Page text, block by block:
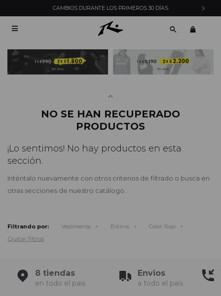
CAMBIOS DURANTE LOS PRIMEROS 30 DÍAS

NO SE HAN RECUPERADO
PRODUCTOS
¡Lo sentimos! No hay productos en esta
sección.
Inténtalo nuevamente con otros criterios de filtrado o busca en
otras secciones de nuestro catálogo.
Filtrando por: Vestimenta Bikinis Color: Rojo
Quitar filtros
8 tiendas
en todo el pais
Envios
a todo el país